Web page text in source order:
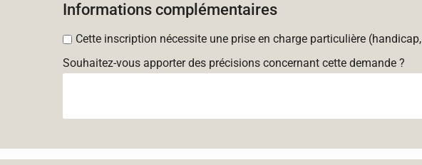
Informations complémentaires
Cette inscription nécessite une prise en charge particulière
Souhaitez-vous apporter des précisions concernant cette demande ?